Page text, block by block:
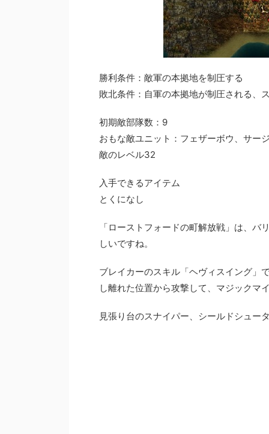
勝利条件：敵軍の本拠地を制圧する
敗北条件：自軍の本拠地が制圧される、
初期敵部隊数：9
おもな敵ユニット：フェザーボウ、サー
敵のレベル32
入手できるアイテム
とくになし
「ローストフォードの町解放戦」は、
しいですね。
ブレイカーのスキル「ヘヴィスイング」
し離れた位置から攻撃して、マジックマ
見張り台のスナイパー、シールドシュー